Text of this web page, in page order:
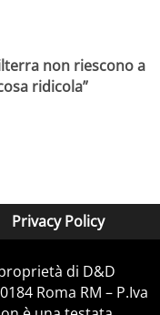
non riescono a
ridicola”
Privacy Policy
di D&D
Roma RM – P.Iva